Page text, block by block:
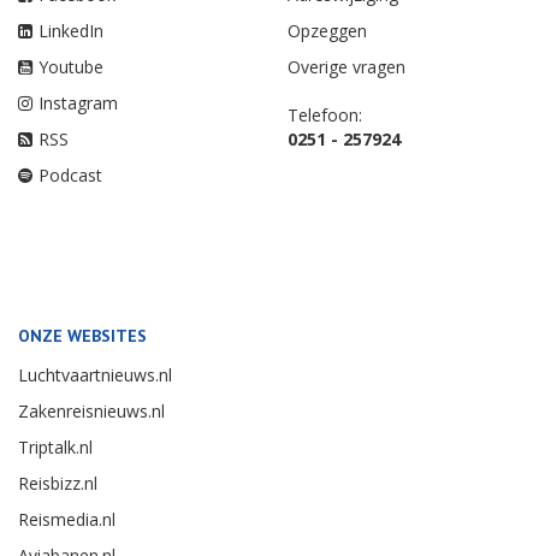
LinkedIn
Youtube
Instagram
RSS
Podcast
Opzeggen
Overige vragen
Telefoon:
0251 - 257924
ONZE WEBSITES
Luchtvaartnieuws.nl
Zakenreisnieuws.nl
Triptalk.nl
Reisbizz.nl
Reismedia.nl